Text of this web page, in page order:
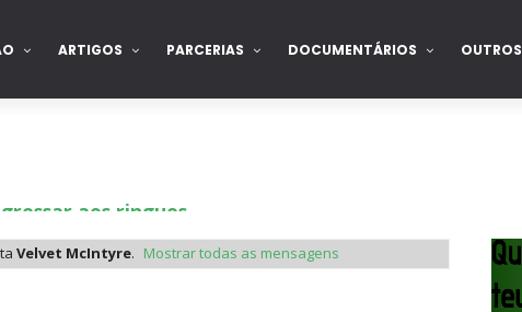
ARTIGOS PARCERIAS DOCUMENTÁRIOS OUTROS
aos ringues
Velvet McIntyre. Mostrar todas as mensagens